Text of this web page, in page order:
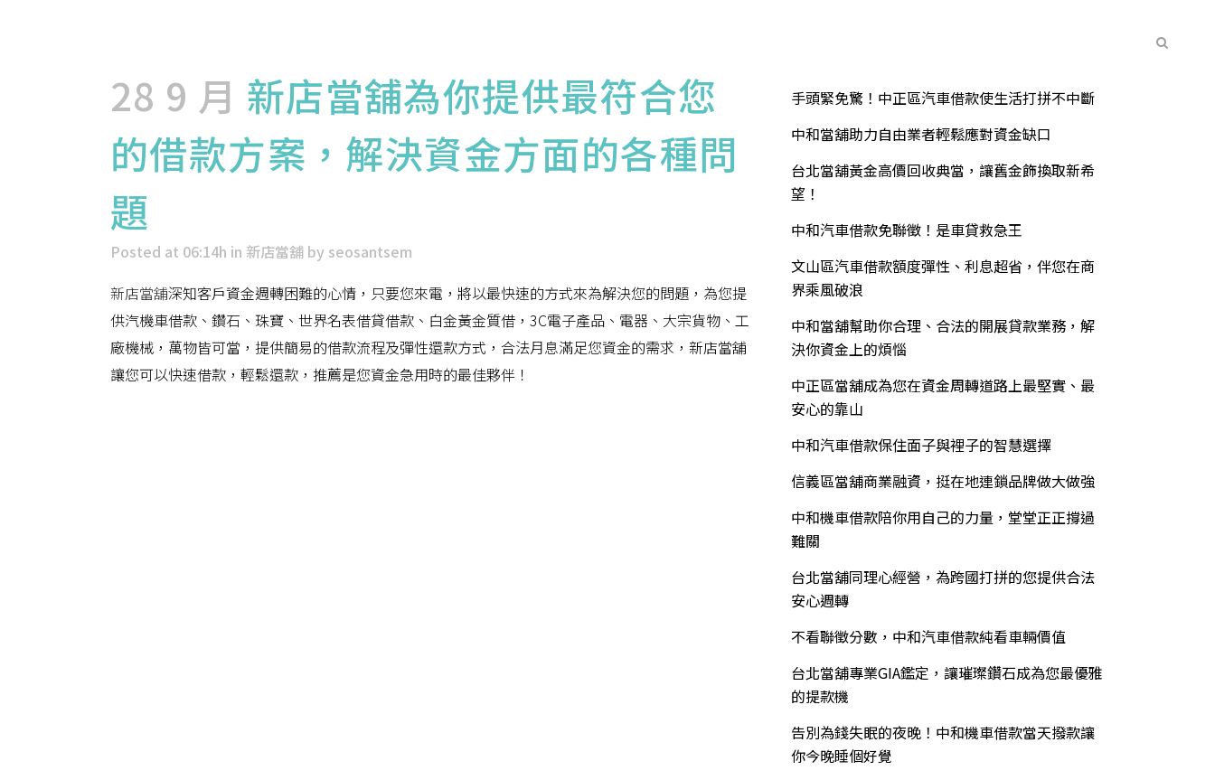
28 9 月 新店當舖為你提供最符合您
的借款方案，解決資金方面的各種問
題
Posted at 06:14h in 新店當舖 by seosantsem
新店當舖深知客戶資金週轉困難的心情，只要您來電，將以最快速的方式來為解決您的問題，為您提
供汽機車借款、鑽石、珠寶、世界名表借貸借款、白金黃金質借，3C電子產品、電器、大宗貨物、工
廠機械，萬物皆可當，提供簡易的借款流程及彈性還款方式，合法月息滿足您資金的需求，新店當舖
讓您可以快速借款，輕鬆還款，推薦是您資金急用時的最佳夥伴！
手頭緊免驚！中正區汽車借款使生活打拼不中斷
中和當舖助力自由業者輕鬆應對資金缺口
台北當舖黃金高價回收典當，讓舊金飾換取新希
望！
中和汽車借款免聯徵！是車貸救急王
文山區汽車借款額度彈性、利息超省，伴您在商
界乘風破浪
中和當舖幫助你合理、合法的開展貸款業務，解
決你資金上的煩惱
中正區當舖成為您在資金周轉道路上最堅實、最
安心的靠山
中和汽車借款保住面子與裡子的智慧選擇
信義區當舖商業融資，挺在地連鎖品牌做大做強
中和機車借款陪你用自己的力量，堂堂正正撐過
難關
台北當舖同理心經營，為跨國打拼的您提供合法
安心週轉
不看聯徵分數，中和汽車借款純看車輛價值
台北當舖專業GIA鑑定，讓璀璨鑽石成為您最優雅
的提款機
告別為錢失眠的夜晚！中和機車借款當天撥款讓
你今晚睡個好覺